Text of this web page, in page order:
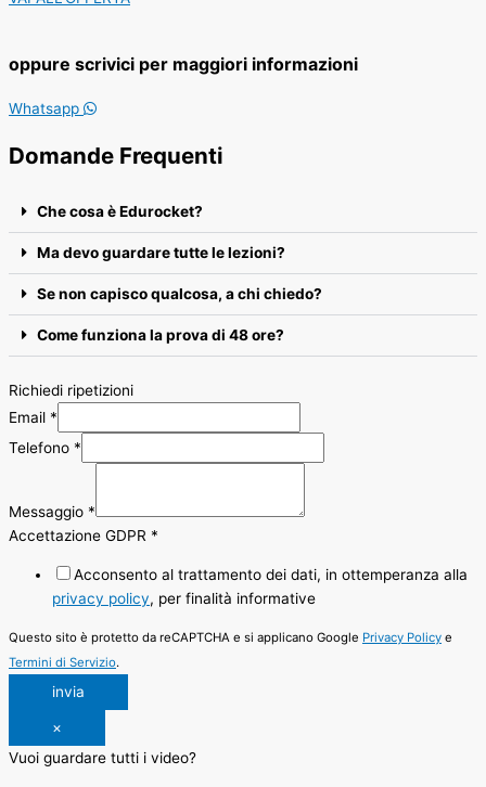
oppure scrivici per maggiori informazioni
Whatsapp
Domande Frequenti
Che cosa è Edurocket?
Ma devo guardare tutte le lezioni?
Se non capisco qualcosa, a chi chiedo?
Come funziona la prova di 48 ore?
Richiedi ripetizioni
Email *
Telefono *
Messaggio *
Accettazione GDPR *
Acconsento al trattamento dei dati, in ottemperanza alla
privacy policy, per finalità informative
Questo sito è protetto da reCAPTCHA e si applicano Google Privacy Policy e
Termini di Servizio.
invia
×
Vuoi guardare tutti i video?